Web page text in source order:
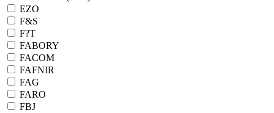
EZO
F&S
F?T
FABORY
FACOM
FAFNIR
FAG
FARO
FBJ